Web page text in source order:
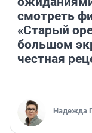
смотреть
«Старый
большом
честная
Надежда